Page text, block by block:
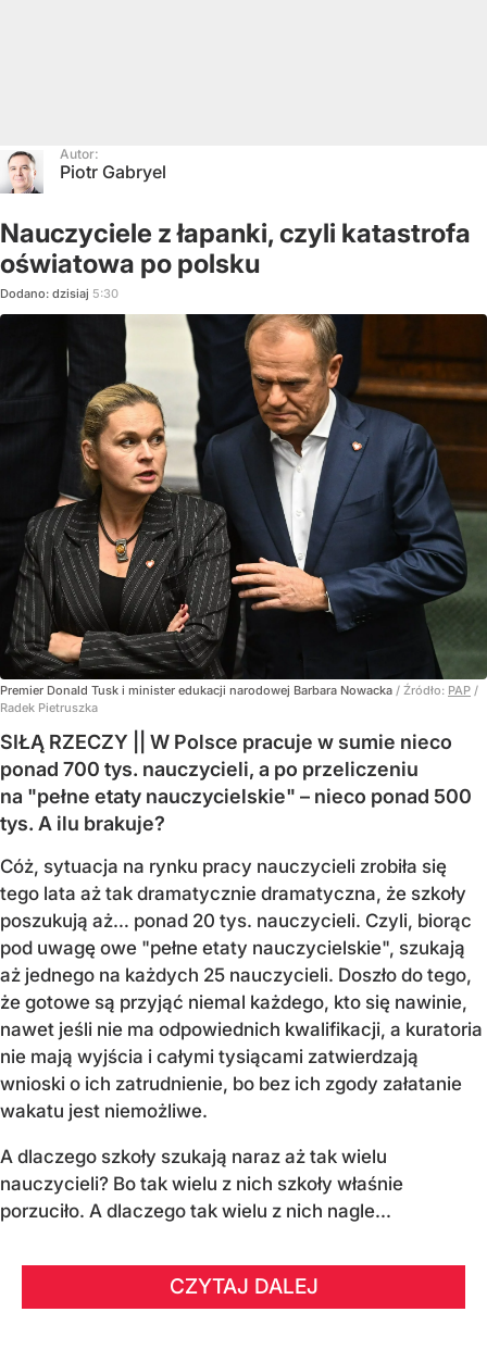
Autor:
Piotr Gabryel
Nauczyciele z łapanki, czyli katastrofa
oświatowa po polsku
Dodano: dzisiaj 5:30
Premier Donald Tusk i minister edukacji narodowej Barbara Nowacka / Źródło: PAP /
Radek Pietruszka
SIŁĄ RZECZY || W Polsce pracuje w sumie nieco
ponad 700 tys. nauczycieli, a po przeliczeniu
na "pełne etaty nauczycielskie" – nieco ponad 500
tys. A ilu brakuje?
Cóż, sytuacja na rynku pracy nauczycieli zrobiła się
tego lata aż tak dramatycznie dramatyczna, że szkoły
poszukują aż… ponad 20 tys. nauczycieli. Czyli, biorąc
pod uwagę owe "pełne etaty nauczycielskie", szukają
aż jednego na każdych 25 nauczycieli. Doszło do tego,
że gotowe są przyjąć niemal każdego, kto się nawinie,
nawet jeśli nie ma odpowiednich kwalifikacji, a kuratoria
nie mają wyjścia i całymi tysiącami zatwierdzają
wnioski o ich zatrudnienie, bo bez ich zgody załatanie
wakatu jest niemożliwe.
A dlaczego szkoły szukają naraz aż tak wielu
nauczycieli? Bo tak wielu z nich szkoły właśnie
porzuciło. A dlaczego tak wielu z nich nagle...
CZYTAJ DALEJ